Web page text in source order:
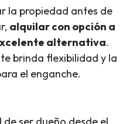
la propiedad antes de
alquilar con opción a
alternativa.
brinda flexibilidad y la
el enganche.